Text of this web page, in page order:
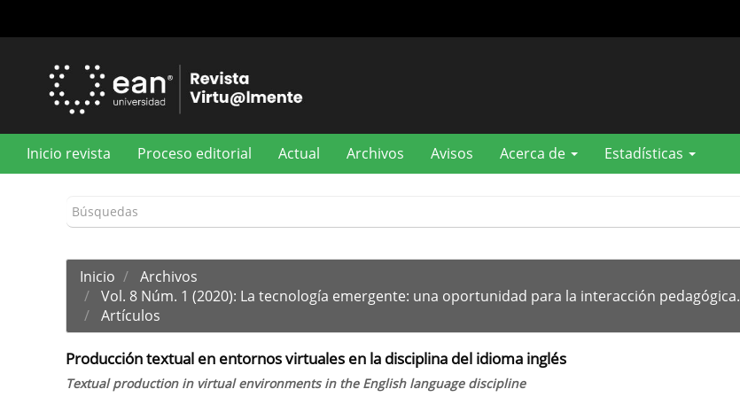
principal
Inicio revista Proceso editorial Actual Archivos Avisos Acerca de Estadísticas
Inicio
Archivos
Vol. 8 Núm. 1 (2020): La tecnología emergente: una oportunidad para la interacción pedagógica.
Artículos
Producción textual en entornos virtuales en la disciplina del idioma inglés
Textual production in virtual environments in the English language discipline